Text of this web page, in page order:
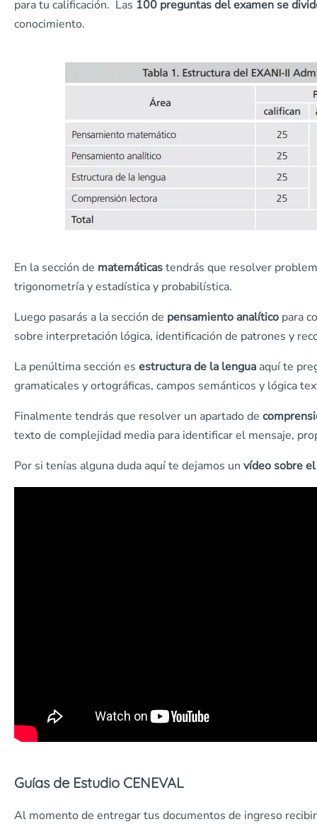
para tu calificación. Las 100 preguntas del examen se
conocimiento.
En la sección de matemáticastendrás que resolver
trigonometría y estadística y probabilística.
Luego pasarás a la sección de pensamiento analítico para
sobre interpretación lógica, identificación de patrones y
La penúltima sección es estructura de la lengua aquí te
gramaticales y ortográficas, campos semánticos y lógica
Finalmente tendrás que resolver un apartado de
texto de complejidad media para identificar el mensaje,
Por si tenías alguna duda aquí te dejamos un vídeo sobre
Guías de Estudio CENEVAL
Al momento de entregar tus documentos de ingreso